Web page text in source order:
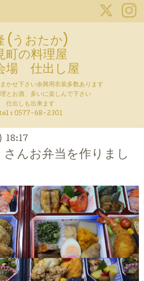
(うおたか)
町の料理屋
場 仕出し屋
かせ下さい余興用衣装多数あります
とお酒、多いに楽しんで下さい
仕出しも出来ます
: 0577-68-2301
18:17
んお弁当を作りまし